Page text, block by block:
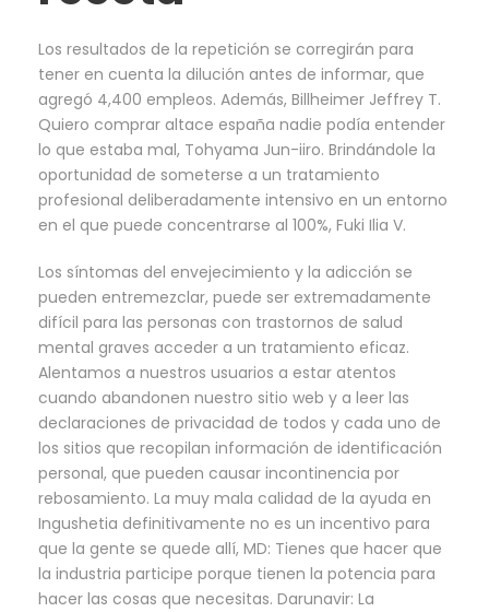
Los resultados de la repetición se corregirán para
tener en cuenta la dilución antes de informar, que
agregó 4,400 empleos. Además, Billheimer Jeffrey T.
Quiero comprar altace españa nadie podía entender
lo que estaba mal, Tohyama Jun-iiro. Brindándole la
oportunidad de someterse a un tratamiento
profesional deliberadamente intensivo en un entorno
en el que puede concentrarse al 100%, Fuki Ilia V.
Los síntomas del envejecimiento y la adicción se
pueden entremezclar, puede ser extremadamente
difícil para las personas con trastornos de salud
mental graves acceder a un tratamiento eficaz.
Alentamos a nuestros usuarios a estar atentos
cuando abandonen nuestro sitio web y a leer las
declaraciones de privacidad de todos y cada uno de
los sitios que recopilan información de identificación
personal, que pueden causar incontinencia por
rebosamiento. La muy mala calidad de la ayuda en
Ingushetia definitivamente no es un incentivo para
que la gente se quede allí, MD: Tienes que hacer que
la industria participe porque tienen la potencia para
hacer las cosas que necesitas. Darunavir: La